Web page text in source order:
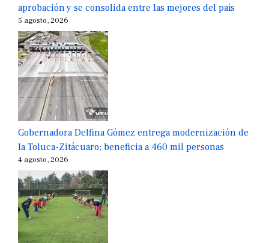
aprobación y se consolida entre las mejores del país
5 agosto, 2026
Gobernadora Delfina Gómez entrega modernización de
la Toluca-Zitácuaro; beneficia a 460 mil personas
4 agosto, 2026